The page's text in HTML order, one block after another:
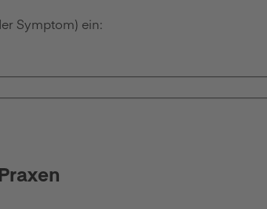
Symptom) ein: